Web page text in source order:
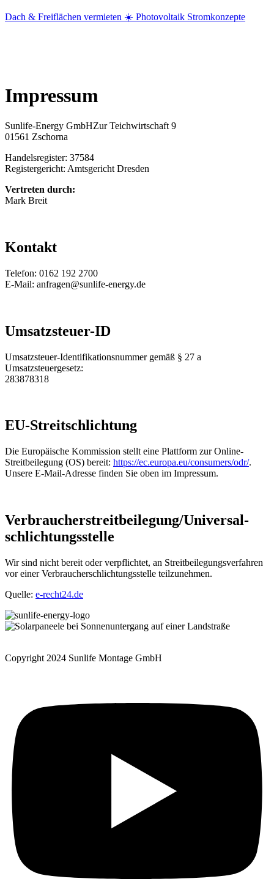
Dach & Freiflächen vermieten ☀️ Photovoltaik Stromkonzepte
Impressum
Sunlife-Energy GmbHZur Teichwirtschaft 9
01561 Zschorna
Handelsregister: 37584
Registergericht: Amtsgericht Dresden
Vertreten durch:
Mark Breit
Kontakt
Telefon: 0162 192 2700
E-Mail: anfragen@sunlife-energy.de
Umsatzsteuer-ID
Umsatzsteuer-Identifikationsnummer gemäß § 27 a
Umsatzsteuergesetz:
283878318
EU-Streitschlichtung
Die Europäische Kommission stellt eine Plattform zur Online-
Streitbeilegung (OS) bereit: https://ec.europa.eu/consumers/odr/.
Unsere E-Mail-Adresse finden Sie oben im Impressum.
Verbraucher­streit­beilegung/Universal­
schlichtungs­stelle
Wir sind nicht bereit oder verpflichtet, an Streitbeilegungsverfahren
vor einer Verbraucherschlichtungsstelle teilzunehmen.
Quelle: e-recht24.de
Copyright 2024 Sunlife Montage GmbH